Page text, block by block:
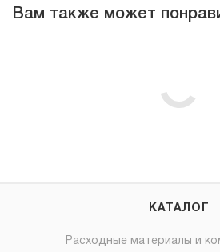
Вам также может
КАТАЛОГ
Расходные материалы и